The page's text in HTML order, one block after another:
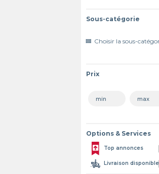
Sous-catégorie
view_comfy
Prix
Options & Services
Top annonces
Livraison disponible